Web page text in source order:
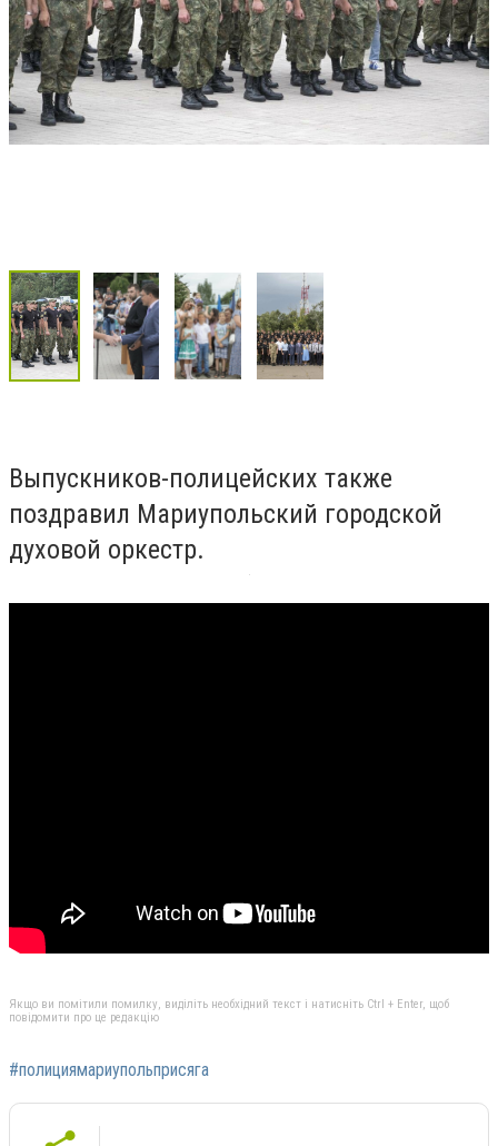
Выпускников-полицейских также
поздравил Мариупольский городской
духовой оркестр.
Якщо ви помітили помилку, виділіть необхідний текст і натисніть Ctrl + Enter, щоб
повідомити про це редакцію
#полициямариупольприсяга